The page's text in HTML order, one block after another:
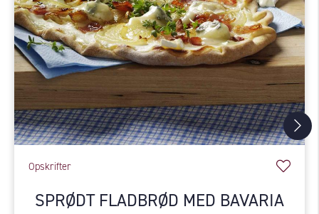
Opskrifter
SPRØDT FLADBRØD MED BAVARIA